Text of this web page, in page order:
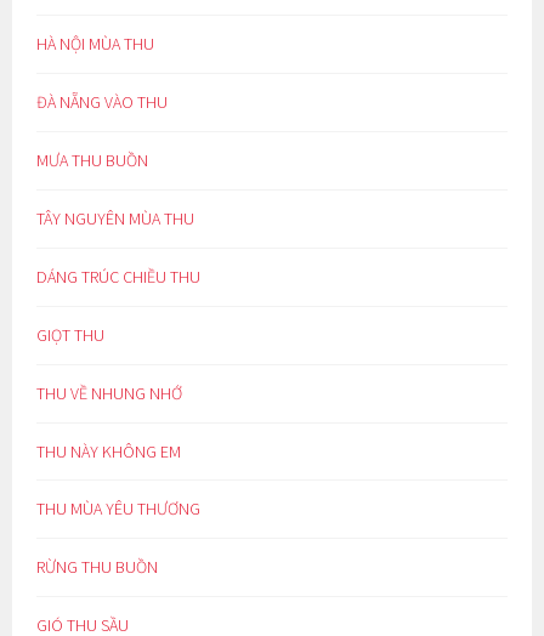
HÀ NỘI MÙA THU
ĐÀ NẴNG VÀO THU
MƯA THU BUỒN
TÂY NGUYÊN MÙA THU
DÁNG TRÚC CHIỀU THU
GIỌT THU
THU VỀ NHUNG NHỚ
THU NÀY KHÔNG EM
THU MÙA YÊU THƯƠNG
RỪNG THU BUỒN
GIÓ THU SẦU